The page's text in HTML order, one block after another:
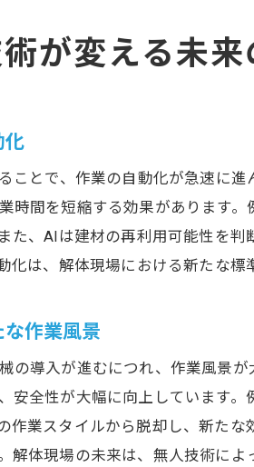
次世代解
革新の次
解体工
が変える未
化
ことで、作業の自動化が急速に
時間を短縮する効果があります
た、AIは建材の再利用可能性を
化は、解体現場における新たな
作業風景
の導入が進むにつれ、作業風景
安全性が大幅に向上しています
作業スタイルから脱却し、新た
解体現場の未来は、無人技術によ